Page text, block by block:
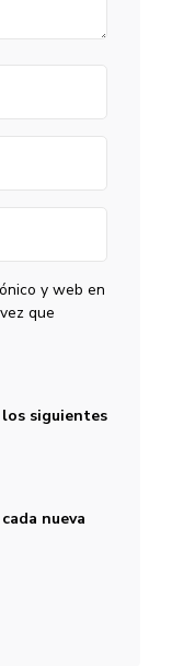
y web en
que
siguientes
nueva